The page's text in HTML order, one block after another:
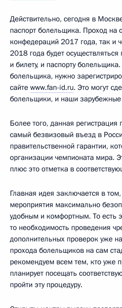
Действительно, сегодня в
паспорт болельщика. Проход на
конфедераций 2017 года, так и
2018 года будет
и билету, и паспорту
болельщика, нужно
сайте www.fan-id.ru. Это могут
болельщики, и наши зарубежные
Более того, данная регистрация
самый безвизовый въезд в
правительственной гарантии,
организации чемпионата мира.
плюс это отметка в
Главная идея заключается в
мероприятия максимально
удобным и комфортным. То есть
то необходимость проведения
дополнительных проверок уже
прохода болельщиков на сам
рекомендуем всем тем, кто уже
планирует посещать
пройти эту процедуру.